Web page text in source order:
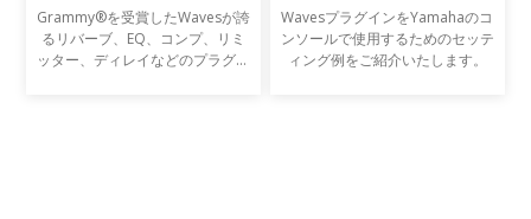
Grammy®を受賞したWavesが誇
るリバーブ、EQ、コンプ、リミ
ッター、ディレイなどのプラグイ
WavesプラグインをYamahaのコ
ンソールで使用するためのセッテ
ィング例をご紹介いたします。